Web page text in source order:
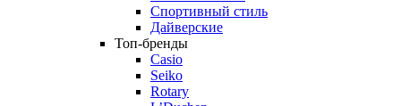
Спортивный стиль
Дайверские
Топ-бренды
Casio
Seiko
Rotary